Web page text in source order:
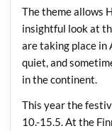
The theme allows
insightful look at
are taking place in
quiet, and
in the continent.
This year the
10.-15.5. At the